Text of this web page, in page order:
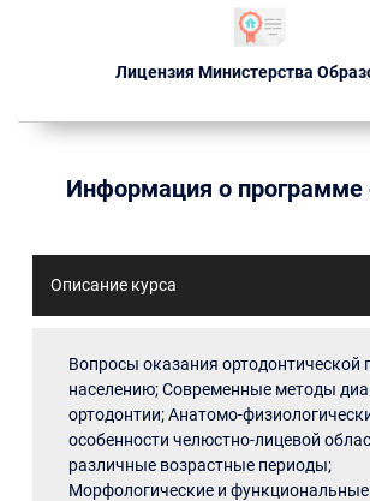
Лицензия Министерства
Информация о программе
Описание курса
Вопросы оказания ортодонтической
населению; Современные методы
ортодонтии; Анатомо-
особенности челюстно-лицевой
различные возрастные периоды;
Морфологические и